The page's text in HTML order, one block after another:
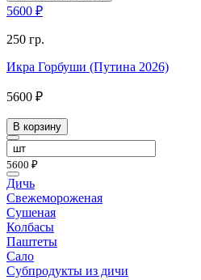
5600 ₽
250 гр.
Икра Горбуши (Путина 2026)
5600 ₽
В корзину
5600 ₽
Дичь
Свежемороженая
Сушеная
Колбасы
Паштеты
Сало
Субпродукты из дичи